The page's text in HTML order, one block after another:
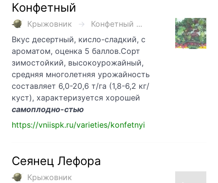
Конфетный
Крыжовник
Конфетный ...
Вкус десертный, кисло-сладкий, с
ароматом, оценка 5 баллов.Сорт
зимостойкий, высокоурожайный,
средняя многолетняя урожайность
составляет 6,0-20,6 т/га (1,8-6,2 кг/
куст), характеризуется хорошей
самоплодно-стью
https://vniispk.ru/varieties/konfetnyi
Сеянец Лефора
Крыжовник